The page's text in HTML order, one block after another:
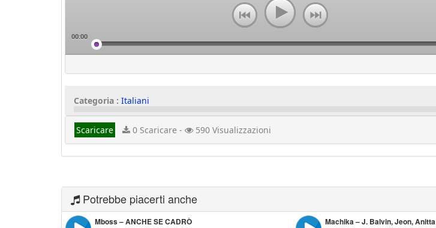
00:00
Categoria : Italiani
Scaricare 0 Scaricare - 590 Visualizzazioni
Potrebbe piacerti anche
Mboss – ANCHE SE CADRÒ Machika – J. Balvin, Jeon, Anitta